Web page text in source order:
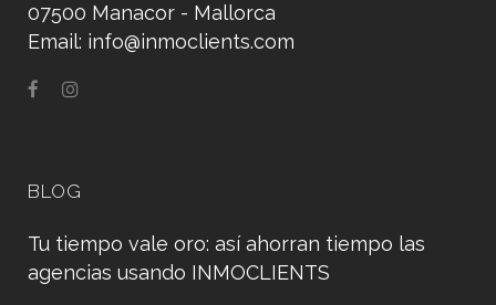
07500 Manacor - Mallorca
Email: info@inmoclients.com
BLOG
Tu tiempo vale oro: así ahorran tiempo las
agencias usando INMOCLIENTS